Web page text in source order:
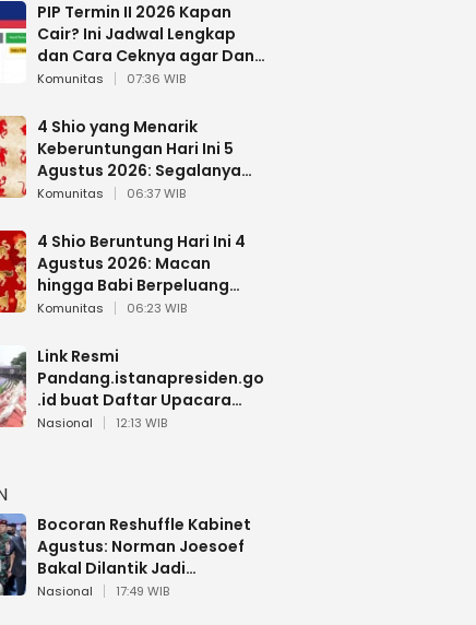
PIP Termin II 2026 Kapan
Cair? Ini Jadwal Lengkap
dan Cara Ceknya agar Dana
Tidak Hangus!
Komunitas 07:36 WIB
4 Shio yang Menarik
Keberuntungan Hari Ini 5
Agustus 2026: Segalanya
Berjalan Lancar
Komunitas 06:37 WIB
4 Shio Beruntung Hari Ini 4
Agustus 2026: Macan
hingga Babi Berpeluang
Dapat Kabar Baik
Komunitas 06:23 WIB
Link Resmi
Pandang.istanapresiden.go
.id buat Daftar Upacara
Bendera HUT RI di Istana
Nasional 12:13 WIB
Bocoran Reshuffle Kabinet
Agustus: Norman Joesoef
Bakal Dilantik Jadi
Wamenhan RI
Nasional 17:49 WIB